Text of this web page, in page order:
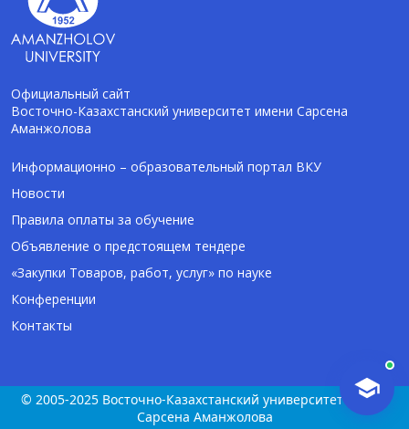
Официальный сайт
Восточно-Казахстанский университет имени Сарсена
Аманжолова
Информационно – образовательный портал ВКУ
Новости
Правила оплаты за обучение
Объявление о предстоящем тендере
«Закупки Товаров, работ, услуг» по науке
Конференции
Контакты
© 2005-2025 Восточно-Казахстанский университет имени
Сарсена Аманжолова
Помощник Amanzholov University
Здравствуйте! Я AI-Talapker — помощник
ВКУ им. Сарсена Аманжолова (ВКУ). Отвечу
на вопросы о поступлении в бакалавриат,